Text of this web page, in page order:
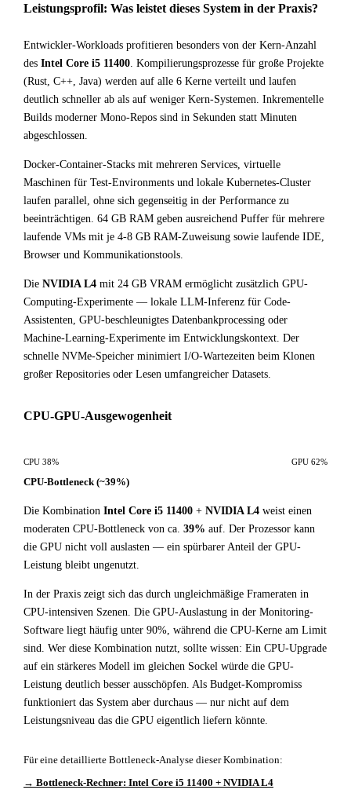
Leistungsprofil: Was leistet dieses System in der Praxis?
Entwickler-Workloads profitieren besonders von der Kern-Anzahl
des Intel Core i5 11400. Kompilierungsprozesse für große Projekte
(Rust, C++, Java) werden auf alle 6 Kerne verteilt und laufen
deutlich schneller ab als auf weniger Kern-Systemen. Inkrementelle
Builds moderner Mono-Repos sind in Sekunden statt Minuten
abgeschlossen.
Docker-Container-Stacks mit mehreren Services, virtuelle
Maschinen für Test-Environments und lokale Kubernetes-Cluster
laufen parallel, ohne sich gegenseitig in der Performance zu
beeinträchtigen. 64 GB RAM geben ausreichend Puffer für mehrere
laufende VMs mit je 4-8 GB RAM-Zuweisung sowie laufende IDE,
Browser und Kommunikationstools.
Die NVIDIA L4 mit 24 GB VRAM ermöglicht zusätzlich GPU-
Computing-Experimente — lokale LLM-Inferenz für Code-
Assistenten, GPU-beschleunigtes Datenbankprocessing oder
Machine-Learning-Experimente im Entwicklungskontext. Der
schnelle NVMe-Speicher minimiert I/O-Wartezeiten beim Klonen
großer Repositories oder Lesen umfangreicher Datasets.
CPU-GPU-Ausgewogenheit
CPU 38% GPU 62%
CPU-Bottleneck (~39%)
Die Kombination Intel Core i5 11400 + NVIDIA L4 weist einen
moderaten CPU-Bottleneck von ca. 39% auf. Der Prozessor kann
die GPU nicht voll auslasten — ein spürbarer Anteil der GPU-
Leistung bleibt ungenutzt.
In der Praxis zeigt sich das durch ungleichmäßige Frameraten in
CPU-intensiven Szenen. Die GPU-Auslastung in der Monitoring-
Software liegt häufig unter 90%, während die CPU-Kerne am Limit
sind. Wer diese Kombination nutzt, sollte wissen: Ein CPU-Upgrade
auf ein stärkeres Modell im gleichen Sockel würde die GPU-
Leistung deutlich besser ausschöpfen. Als Budget-Kompromiss
funktioniert das System aber durchaus — nur nicht auf dem
Leistungsniveau das die GPU eigentlich liefern könnte.
Für eine detaillierte Bottleneck-Analyse dieser Kombination:
→ Bottleneck-Rechner: Intel Core i5 11400 + NVIDIA L4